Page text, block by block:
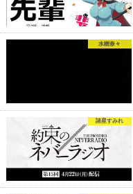
水樹奈々
諸星すみれ